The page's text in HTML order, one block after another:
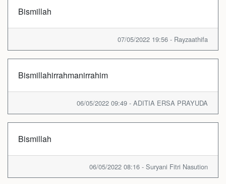
Bismillah
07/05/2022 19:56 - Rayzaathifa
Bismillahirrahmanirrahim
06/05/2022 09:49 - ADITIA ERSA PRAYUDA
Bismillah
06/05/2022 08:16 - Suryani Fitri Nasution